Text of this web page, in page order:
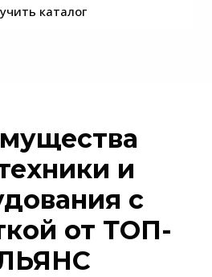
каталог
и
с
от ТОП-